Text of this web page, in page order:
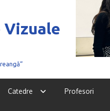
Vizuale
Catedre Profesori